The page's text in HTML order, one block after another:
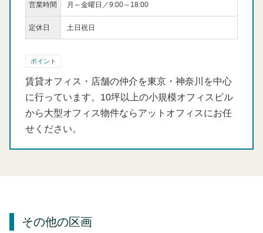
営業時間 月～金曜日／9:00～18:00
定休日 土日祝日
ポイント
賃貸オフィス・店舗の仲介を東京・神奈川を中心
に行っています。10坪以上の小規模オフィスビル
から大型オフィス物件ならアットオフィスにお任
せください。
その他の区画